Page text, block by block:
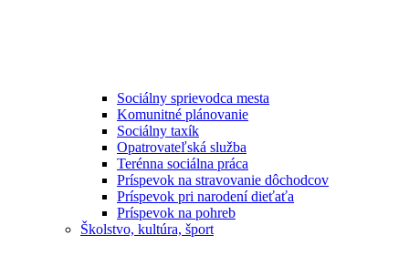
Sociálny sprievodca mesta
Komunitné plánovanie
Sociálny taxík
Opatrovateľská služba
Terénna sociálna práca
Príspevok na stravovanie dôchodcov
Príspevok pri narodení dieťaťa
Príspevok na pohreb
Školstvo, kultúra, šport